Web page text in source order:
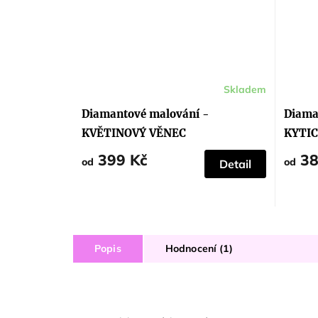
Diamantové malování -
KVĚTINOVÝ VĚNEC
Skladem
od 399 Kč Detail
je
5,0
z
od
Popis Hodnocení (1)